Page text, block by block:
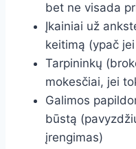
bet ne visada
Įkainiai už
keitimą (ypač
Tarpininkų
mokesčiai, jei
Galimos
būstą
įrengimas)